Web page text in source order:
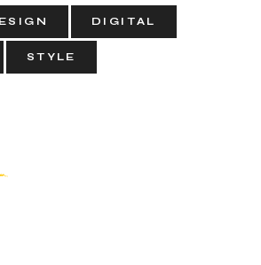
DIGITAL
STYLE